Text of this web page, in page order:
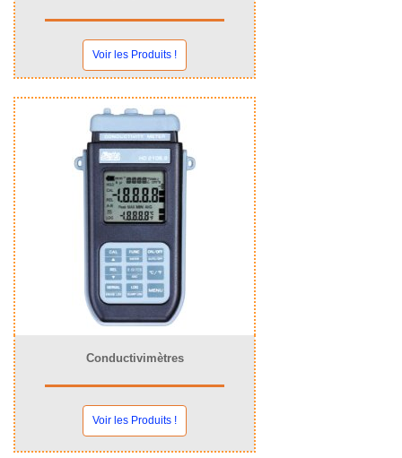
Voir les Produits !
Conductivimètres
Voir les Produits !